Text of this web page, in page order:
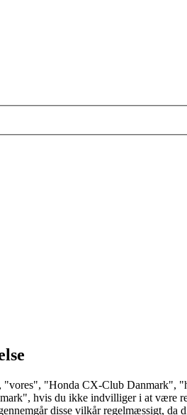
"Honda CX-Club Danmark",
hvis du ikke indvilliger i at være
disse vilkår regelmæssigt,